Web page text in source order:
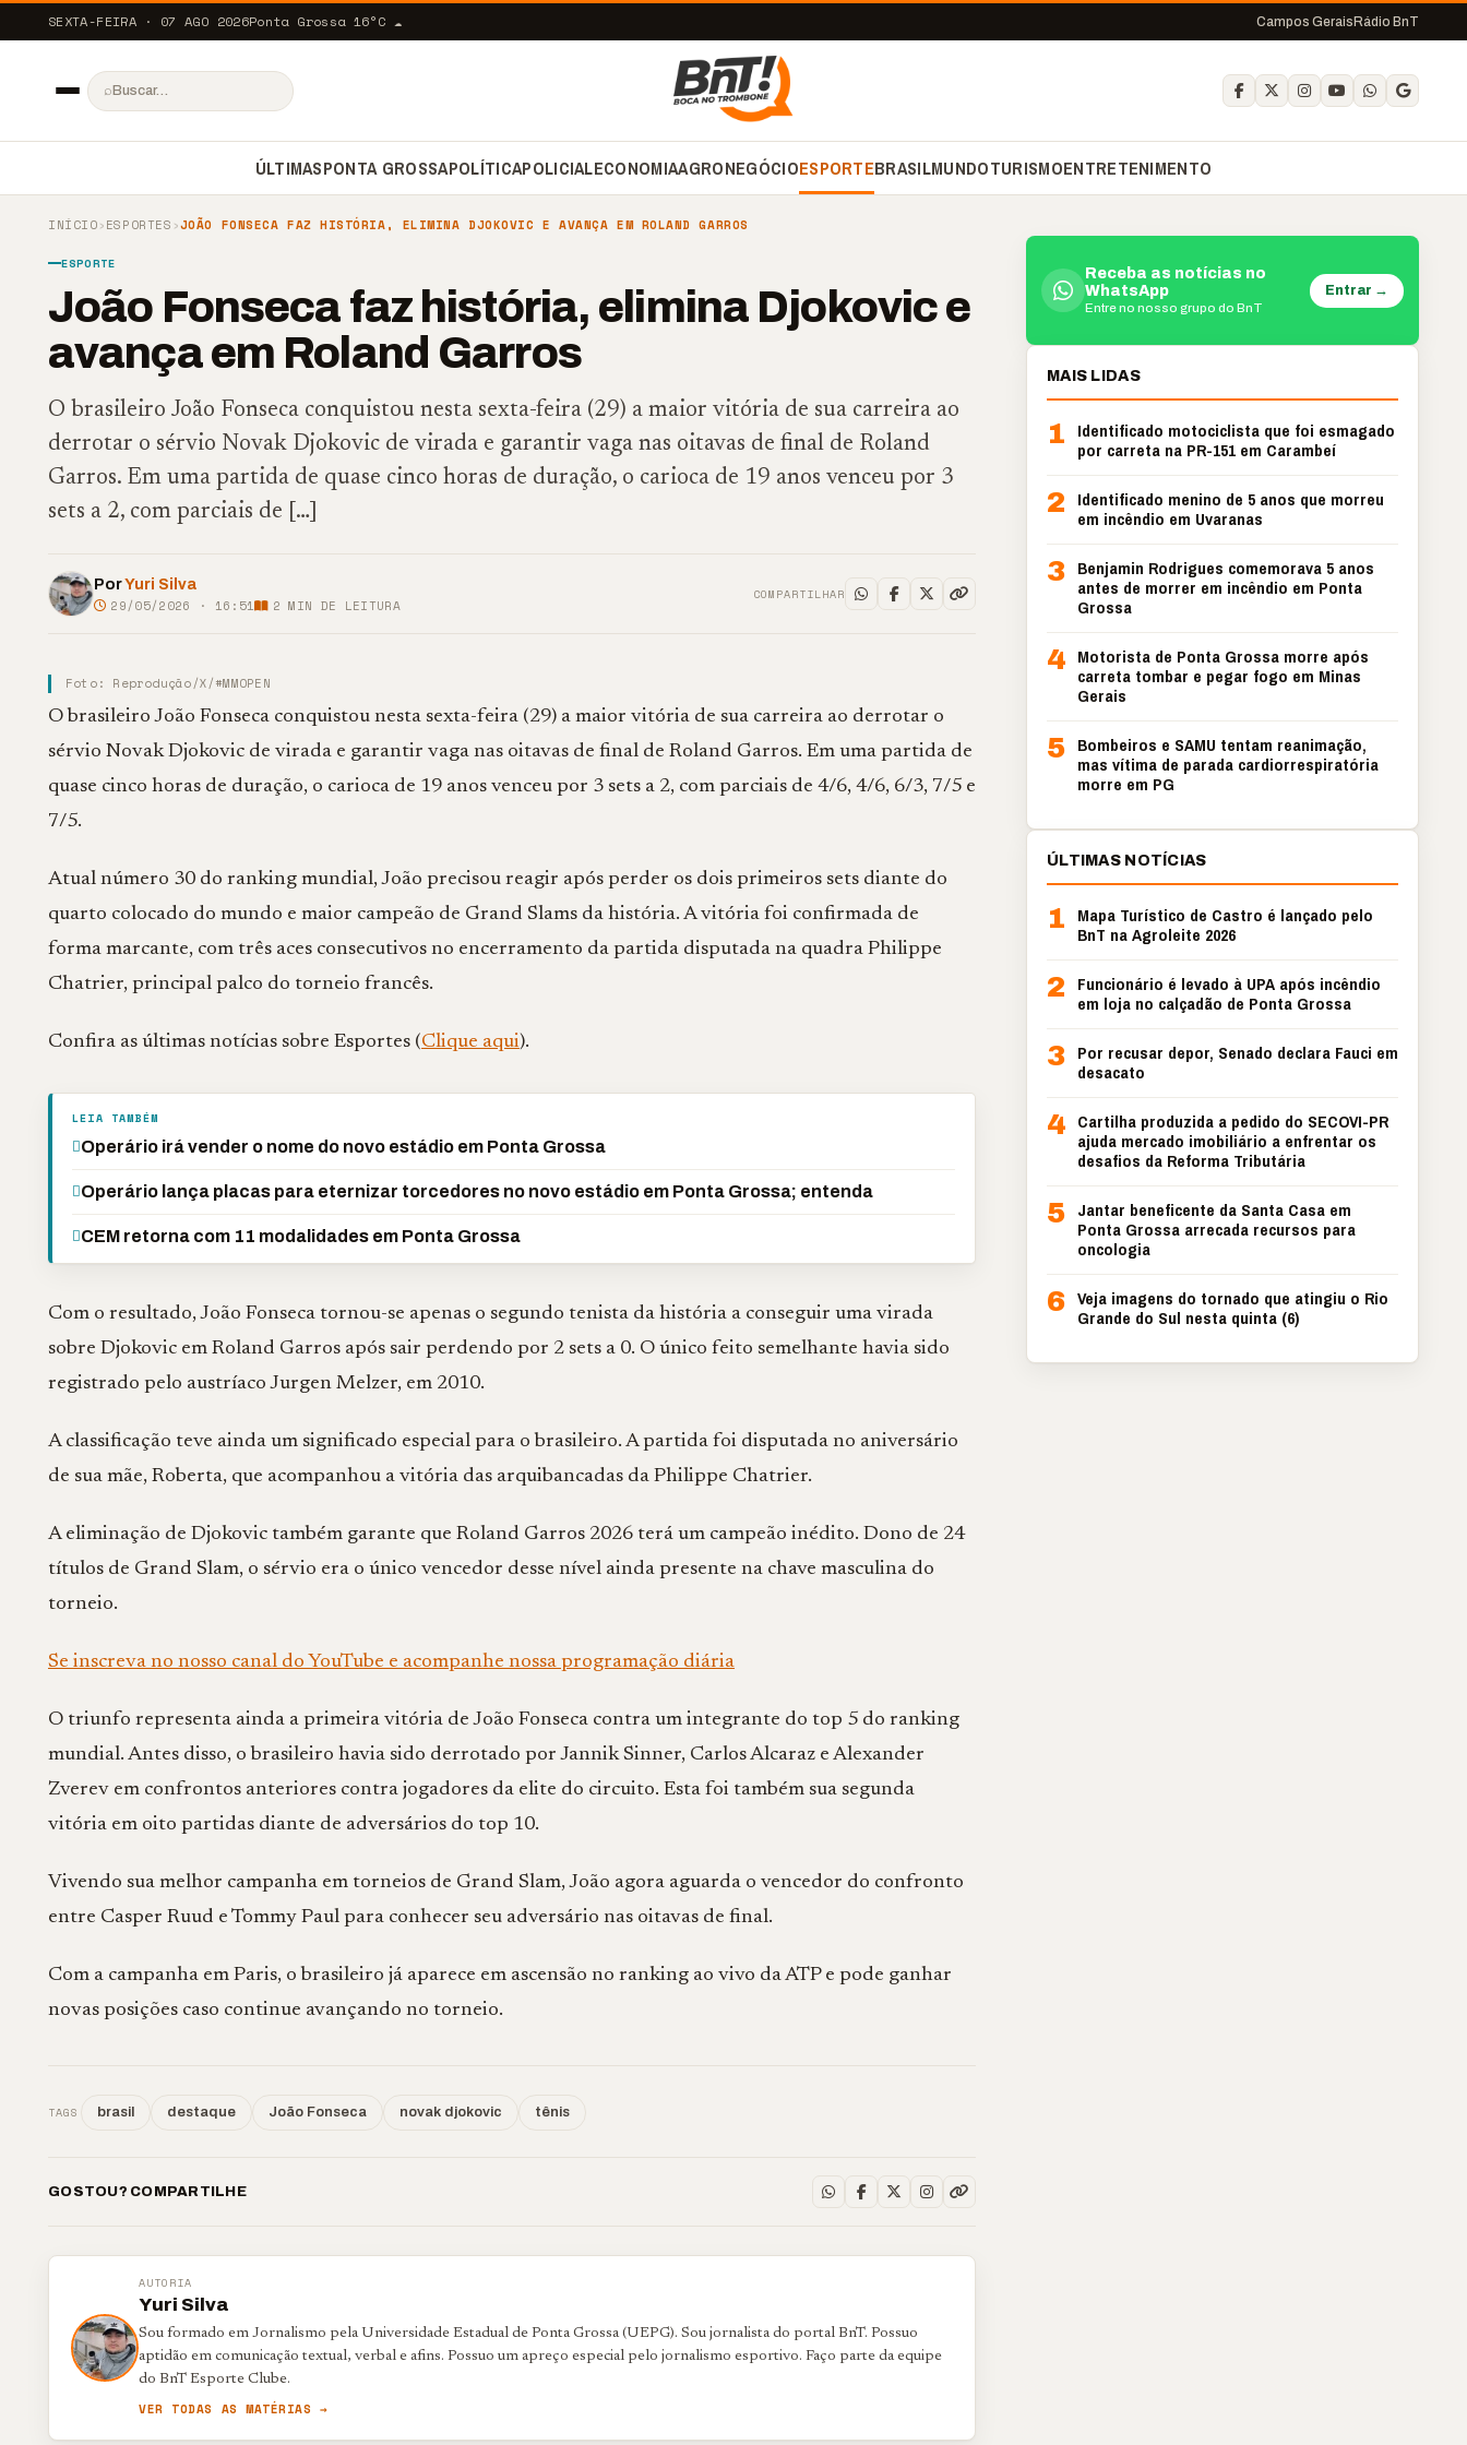
SEXTA-FEIRA · 07 AGO 2026Ponta Grossa 16°C ☁️ Campos Gerais Rádio BnT
⌕
ÚLTIMASPONTA GROSSAPOLÍTICAPOLICIALECONOMIAAGRONEGÓCIOESPORTEBRASILMUNDOTURISMOENTRETENIMENTO
INÍCIO›ESPORTES ›JOÃO FONSECA FAZ HISTÓRIA, ELIMINA DJOKOVIC E AVANÇA EM ROLAND GARROS
ESPORTE
João Fonseca faz história, elimina Djokovic e
avança em Roland Garros
O brasileiro João Fonseca conquistou nesta sexta-feira (29) a maior vitória de sua carreira ao
derrotar o sérvio Novak Djokovic de virada e garantir vaga nas oitavas de final de Roland
Garros. Em uma partida de quase cinco horas de duração, o carioca de 19 anos venceu por 3
sets a 2, com parciais de […]
PorYuri Silva
29/05/2026 · 16:51 2 MIN DE LEITURA
COMPARTILHAR
Foto: Reprodução/X/#MMOPEN
O brasileiro João Fonseca conquistou nesta sexta-feira (29) a maior vitória de sua carreira ao derrotar o
sérvio Novak Djokovic de virada e garantir vaga nas oitavas de final de Roland Garros. Em uma partida de
quase cinco horas de duração, o carioca de 19 anos venceu por 3 sets a 2, com parciais de 4/6, 4/6, 6/3, 7/5 e
7/5.
Atual número 30 do ranking mundial, João precisou reagir após perder os dois primeiros sets diante do
quarto colocado do mundo e maior campeão de Grand Slams da história. A vitória foi confirmada de
forma marcante, com três aces consecutivos no encerramento da partida disputada na quadra Philippe
Chatrier, principal palco do torneio francês.
Confira as últimas notícias sobre Esportes (Clique aqui).
LEIA TAMBÉM
Operário irá vender o nome do novo estádio em Ponta Grossa
Operário lança placas para eternizar torcedores no novo estádio em Ponta Grossa; entenda
CEM retorna com 11 modalidades em Ponta Grossa
Com o resultado, João Fonseca tornou-se apenas o segundo tenista da história a conseguir uma virada
sobre Djokovic em Roland Garros após sair perdendo por 2 sets a 0. O único feito semelhante havia sido
registrado pelo austríaco Jurgen Melzer, em 2010.
A classificação teve ainda um significado especial para o brasileiro. A partida foi disputada no aniversário
de sua mãe, Roberta, que acompanhou a vitória das arquibancadas da Philippe Chatrier.
A eliminação de Djokovic também garante que Roland Garros 2026 terá um campeão inédito. Dono de 24
títulos de Grand Slam, o sérvio era o único vencedor desse nível ainda presente na chave masculina do
torneio.
Se inscreva no nosso canal do YouTube e acompanhe nossa programação diária
O triunfo representa ainda a primeira vitória de João Fonseca contra um integrante do top 5 do ranking
mundial. Antes disso, o brasileiro havia sido derrotado por Jannik Sinner, Carlos Alcaraz e Alexander
Zverev em confrontos anteriores contra jogadores da elite do circuito. Esta foi também sua segunda
vitória em oito partidas diante de adversários do top 10.
Vivendo sua melhor campanha em torneios de Grand Slam, João agora aguarda o vencedor do confronto
entre Casper Ruud e Tommy Paul para conhecer seu adversário nas oitavas de final.
Com a campanha em Paris, o brasileiro já aparece em ascensão no ranking ao vivo da ATP e pode ganhar
novas posições caso continue avançando no torneio.
TAGS brasil destaque João Fonseca novak djokovic tênis
GOSTOU? COMPARTILHE
AUTORIA
Yuri Silva
Sou formado em Jornalismo pela Universidade Estadual de Ponta Grossa (UEPG). Sou jornalista do portal BnT. Possuo
aptidão em comunicação textual, verbal e afins. Possuo um apreço especial pelo jornalismo esportivo. Faço parte da equipe
do BnT Esporte Clube.
VER TODAS AS MATÉRIAS →
Receba as notícias no
WhatsApp
Entre no nosso grupo do BnT
Entrar →
MAIS LIDAS
1
Identificado motociclista que foi esmagado
por carreta na PR-151 em Carambeí
2
Identificado menino de 5 anos que morreu
em incêndio em Uvaranas
3 Benjamin Rodrigues comemorava 5 anos
antes de morrer em incêndio em Ponta
Grossa
4 Motorista de Ponta Grossa morre após
carreta tombar e pegar fogo em Minas
Gerais
5 Bombeiros e SAMU tentam reanimação,
mas vítima de parada cardiorrespiratória
morre em PG
ÚLTIMAS NOTÍCIAS
1
Mapa Turístico de Castro é lançado pelo
BnT na Agroleite 2026
2
Funcionário é levado à UPA após incêndio
em loja no calçadão de Ponta Grossa
3 Por recusar depor, Senado declara Fauci em
desacato
4 Cartilha produzida a pedido do SECOVI-PR
ajuda mercado imobiliário a enfrentar os
desafios da Reforma Tributária
5 Jantar beneficente da Santa Casa em
Ponta Grossa arrecada recursos para
oncologia
6 Veja imagens do tornado que atingiu o Rio
Grande do Sul nesta quinta (6)